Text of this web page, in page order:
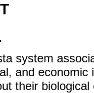
system
and
their biological